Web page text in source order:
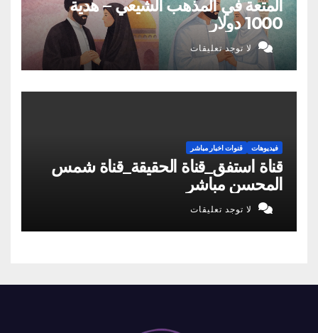
المتعة في المذهب الشيعي – هدية
1000 دولار
لا توجد تعليقات
فيديوهات قنوات اخبار مباشر
قناة استفق_قناة الحقيقة_قناة شمس
المحسن مباشر
لا توجد تعليقات